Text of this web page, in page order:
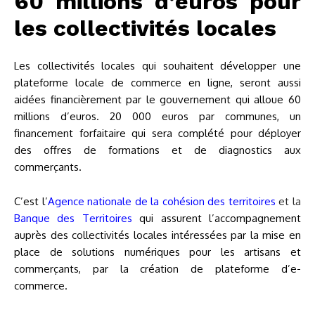
les collectivités locales
Les collectivités locales qui souhaitent développer une
plateforme locale de commerce en ligne, seront aussi
aidées financièrement par le gouvernement qui alloue 60
millions d’euros. 20 000 euros par communes, un
financement forfaitaire qui sera complété pour déployer
des offres de formations et de diagnostics aux
commerçants.
C’est l’Agence nationale de la cohésion des territoires et la
Banque des Territoires qui assurent l’accompagnement
auprès des collectivités locales intéressées par la mise en
place de solutions numériques pour les artisans et
commerçants, par la création de plateforme d’e-
commerce.